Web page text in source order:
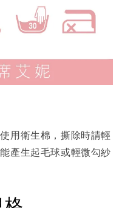
用衛生棉，撕除時請輕
產生起毛球或輕微勾紗